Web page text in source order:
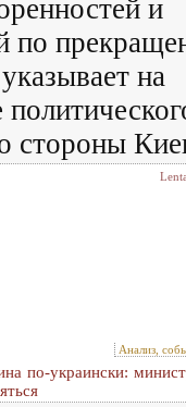
и
по
на
стороны
Анализ,
по-украински: